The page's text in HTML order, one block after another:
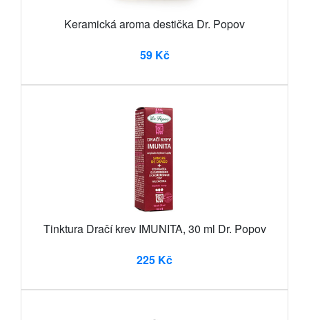
Keramická aroma destička Dr. Popov
59 Kč
Tinktura Dračí krev IMUNITA, 30 ml Dr. Popov
225 Kč